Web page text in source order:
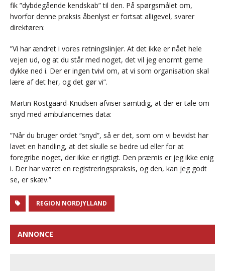
fik ”dybdegående kendskab” til den. På spørgsmålet om,
hvorfor denne praksis åbenlyst er fortsat alligevel, svarer
direktøren:
”Vi har ændret i vores retningslinjer. At det ikke er nået hele
vejen ud, og at du står med noget, det vil jeg enormt gerne
dykke ned i. Der er ingen tvivl om, at vi som organisation skal
lære af det her, og det gør vi”.
Martin Rostgaard-Knudsen afviser samtidig, at der er tale om
snyd med ambulancernes data:
”Når du bruger ordet “snyd”, så er det, som om vi bevidst har
lavet en handling, at det skulle se bedre ud eller for at
foregribe noget, der ikke er rigtigt. Den præmis er jeg ikke enig
i. Der har været en registreringspraksis, og den, kan jeg godt
se, er skæv.”
REGION NORDJYLLAND
ANNONCE